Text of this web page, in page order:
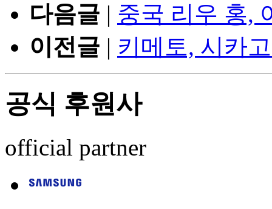
다음글 | 중국 리우 홍,
이전글 | 키메토, 시카
공식 후원사
official partner